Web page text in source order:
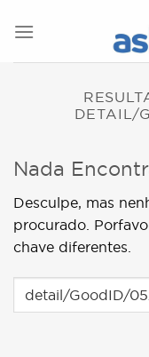
DETAIL/
Nada
Desculpe, mas
procurado.
chave diferentes.